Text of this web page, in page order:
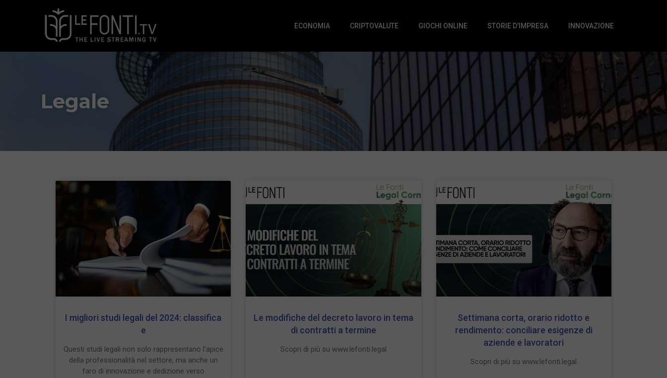
ECONOMIA CRIPTOVALUTE GIOCHI ONLINE STORIE D’IMPRESA INNOVAZIONE
Legale
I migliori studi legali del 2024: classifica
e
Questi studi legali non solo rappresentano l’apice
della professionalità nel settore, ma anche un
faro di innovazione e dedizione verso
Le modifiche del decreto lavoro in tema
di contratti a termine
Scopri di più su www.lefonti.legal
Settimana corta, orario ridotto e
rendimento: conciliare esigenze di
aziende e lavoratori
Scopri di più su www.lefonti.legal